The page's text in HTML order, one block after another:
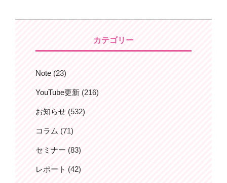
カテゴリー
Note (23)
YouTube更新 (216)
お知らせ (532)
コラム (71)
セミナー (83)
レポート (42)